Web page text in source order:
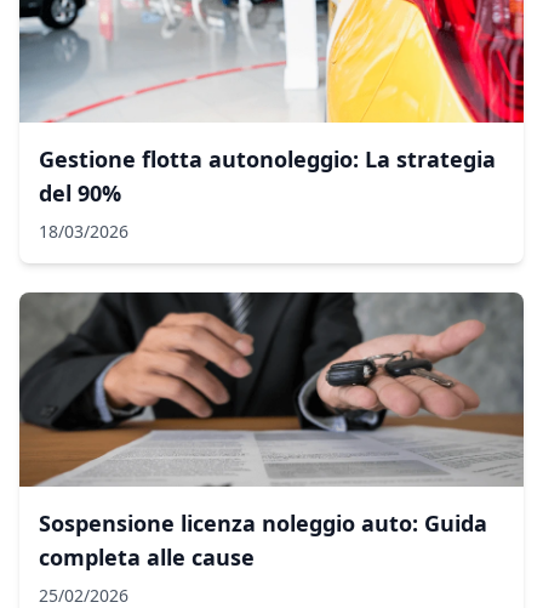
Gestione flotta autonoleggio: La strategia
del 90%
18/03/2026
Sospensione licenza noleggio auto: Guida
completa alle cause
25/02/2026